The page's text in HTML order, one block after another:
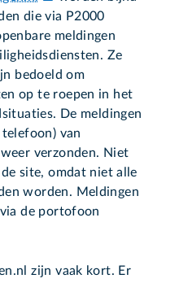
die via P2000
meldingen
Ze
bedoeld om
op te roepen in het
De meldingen
van
verzonden. Niet
site, omdat niet alle
worden. Meldingen
de portofoon
zijn vaak kort. Er